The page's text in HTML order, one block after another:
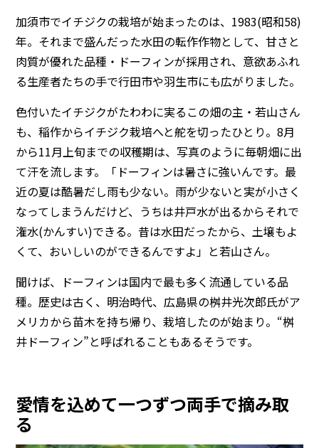
加須市でイチジクの栽培が始まったのは、1983(昭和58)
年。それまで盛んだった水田の転作作物として、甘さと
肉質が優れた品種・ドーフィンが採用され、意欲あふれ
る生産者たちの手で行田市や羽生市にも広がりました。
色付いたイチジクがたわわに実るこの畑の主・若山さん
も、稲作からイチジク栽培へと舵を切ったひとり。8月
から11月上旬までの収穫期は、写真のように毎朝畑に出
て汗を流します。「ドーフィンは暑さに強いんです。最
近の夏は酷暑だし雨も少ない。雨が少ないと実が小さく
なってしまうんだけど、うちは井戸水が出るからそれで
潅水(かんすい)できる。昔は水田だったから、土壌もよ
くて、おいしいのができるんですよ」と若山さん。
聞けば、ドーフィンは国内で最も多く流通している品
種。歴史は古く、明治時代、広島県の桝井光次郎氏がア
メリカから苗木を持ち帰り、栽培したのが始まり。“桝
井ドーフィン”と呼ばれることもあるそうです。
愛情を込めて一つずつ両手で摘み取
る